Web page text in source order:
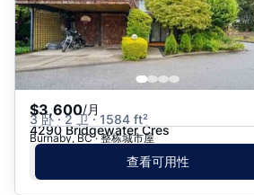
价格 - $$$ 到 $
价格 - $ 到 $$$
$3,600/月
3 卧 · 2 卫 · 1584 ft²
4290 Bridgewater Cres
Burnaby, BC · 整栋城市屋
查看可用性